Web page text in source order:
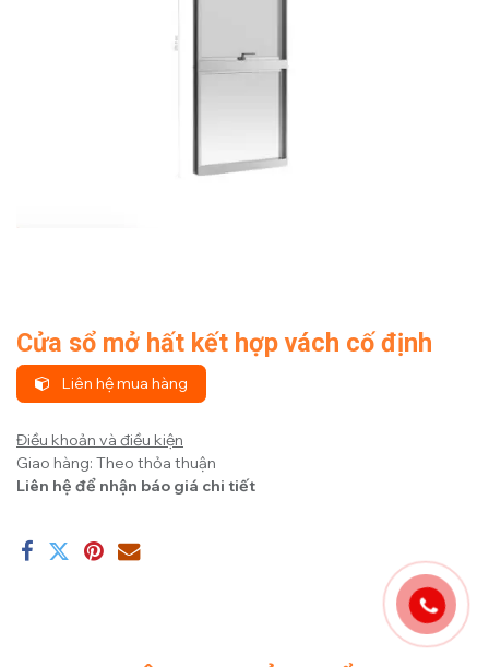
Cửa sổ mở hất kết hợp vách cố định
Liên hệ mua hàng
Điều khoản và điều kiện
Giao hàng: Theo thỏa thuận
Liên hệ để nhận báo giá chi tiết